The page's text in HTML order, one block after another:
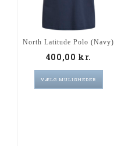
North Latitude Polo (Navy)
400,00kr.
VÆLG MULIGHEDER